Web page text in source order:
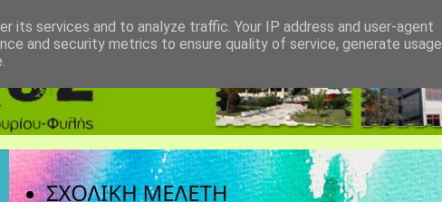
its services and to analyze traffic. Your IP address and user-agent
and security metrics to ensure quality of service, generate usage